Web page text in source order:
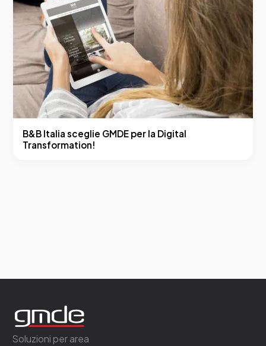
B&B Italia sceglie GMDE per la Digital
Transformation!
Soluzioni per area